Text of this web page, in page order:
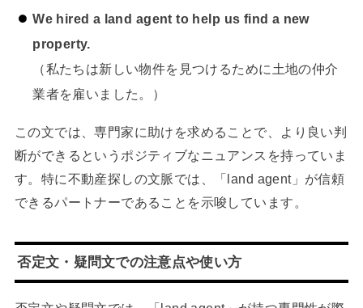
We hired a land agent to help us find a new
property.
（私たちは新しい物件を見つけるために土地の仲介
業者を雇いました。）
この文では、専門家に助けを求めることで、より良い判
断ができるというポジティブなニュアンスを持っていま
す。特に不動産探しの文脈では、「land agent」が信頼
できるパートナーであることを示唆しています。
否定文・疑問文での注意点や使い方